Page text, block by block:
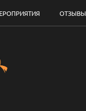
ОТЗЫВЫ